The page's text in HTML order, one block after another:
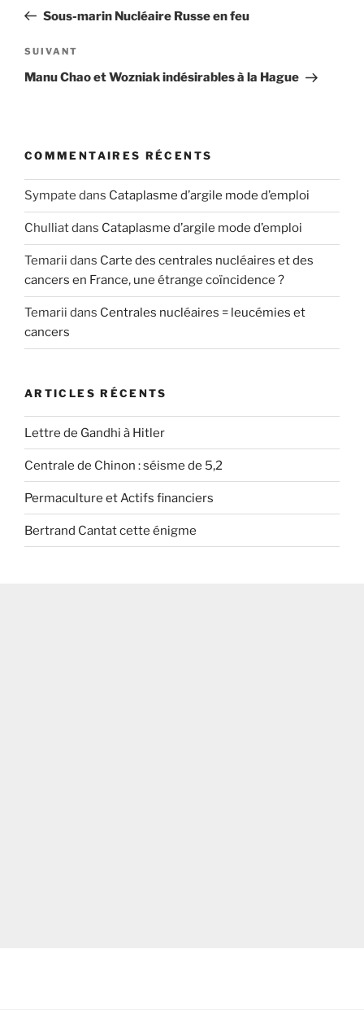
l’article
précédent
Sous-marin Nucléaire Russe en feu
Article
suivant
SUIVANT
Manu Chao et Wozniak indésirables à la Hague
COMMENTAIRES RÉCENTS
Sympate dans Cataplasme d’argile mode d’emploi
Chulliatdans Cataplasme d’argile mode d’emploi
Temarii dans Carte des centrales nucléaires et des
cancers en France, une étrange coïncidence ?
Temarii dans Centrales nucléaires = leucémies et
cancers
ARTICLES RÉCENTS
Lettre de Gandhi à Hitler
Centrale de Chinon : séisme de 5,2
Permaculture et Actifs financiers
Bertrand Cantat cette énigme